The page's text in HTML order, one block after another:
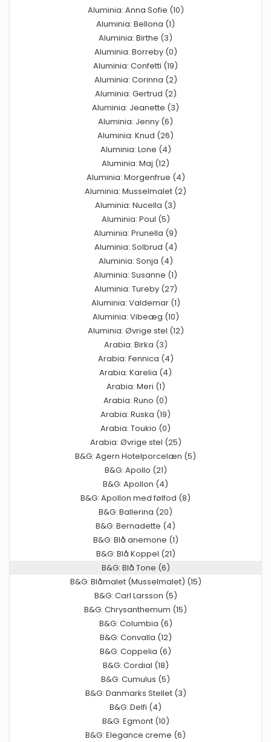
Aluminia: Anna Sofie (10)
Aluminia: Bellona (1)
Aluminia: Birthe (3)
Aluminia: Borreby (0)
Aluminia: Confetti (19)
Aluminia: Corinna (2)
Aluminia: Gertrud (2)
Aluminia: Jeanette (3)
Aluminia: Jenny (6)
Aluminia: Knud (26)
Aluminia: Lone (4)
Aluminia: Maj (12)
Aluminia: Morgenfrue (4)
Aluminia: Musselmalet (2)
Aluminia: Nucella (3)
Aluminia: Poul (5)
Aluminia: Prunella (9)
Aluminia: Solbrud (4)
Aluminia: Sonja (4)
Aluminia: Susanne (1)
Aluminia: Tureby (27)
Aluminia: Valdemar (1)
Aluminia: Vibeæg (10)
Aluminia: Øvrige stel (12)
Arabia: Birka (3)
Arabia: Fennica (4)
Arabia: Karelia (4)
Arabia: Meri (1)
Arabia: Runo (0)
Arabia: Ruska (19)
Arabia: Toukio (0)
Arabia: Øvrige stel (25)
B&G: Agern Hotelporcelæn (5)
B&G: Apollo (21)
B&G: Apollon (4)
B&G: Apollon med følfod (8)
B&G: Ballerina (20)
B&G: Bernadette (4)
B&G: Blå anemone (1)
B&G: Blå Koppel (21)
B&G: Blå Tone (6)
B&G: Blåmalet (Musselmalet) (15)
B&G: Carl Larsson (5)
B&G: Chrysanthemum (15)
B&G: Columbia (6)
B&G: Convalla (12)
B&G: Coppelia (6)
B&G: Cordial (18)
B&G: Cumulus (5)
B&G: Danmarks Stellet (3)
B&G: Delfi (4)
B&G: Egmont (10)
B&G: Elegance creme (6)